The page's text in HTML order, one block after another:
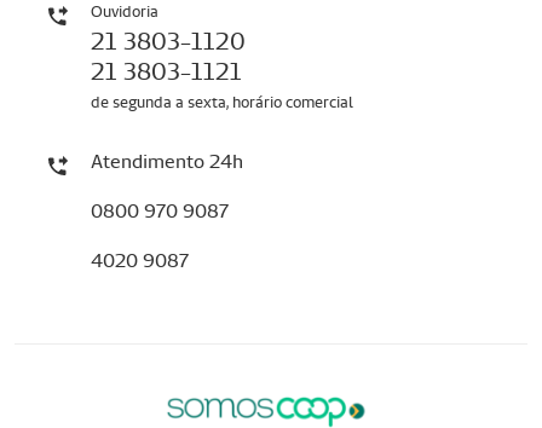
Ouvidoria
21 3803-1120
21 3803-1121
de segunda a sexta, horário comercial
Atendimento 24h
0800 970 9087
4020 9087